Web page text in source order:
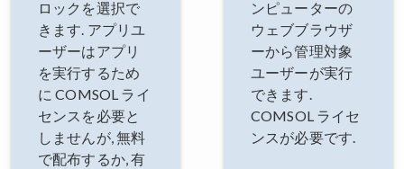
ロックを選択で
きます. アプリユ
ーザーはアプリ
を実行するため
に COMSOL ライ
センスを必要と
しませんが, 無料
で配布するか, 有
ンピューターの
ウェブブラウザ
ーから管理対象
ユーザーが実行
できます.
COMSOL ライセ
ンスが必要です.